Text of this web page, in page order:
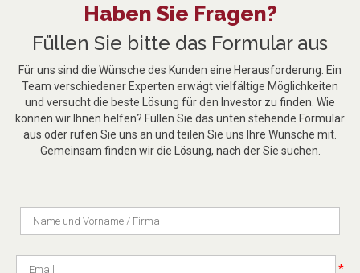
Haben Sie Fragen?
Füllen Sie bitte das Formular aus
Für uns sind die Wünsche des Kunden eine Herausforderung. Ein
Team verschiedener Experten erwägt vielfältige Möglichkeiten
und versucht die beste Lösung für den Investor zu finden. Wie
können wir Ihnen helfen? Füllen Sie das unten stehende Formular
aus oder rufen Sie uns an und teilen Sie uns Ihre Wünsche mit.
Gemeinsam finden wir die Lösung, nach der Sie suchen.
*